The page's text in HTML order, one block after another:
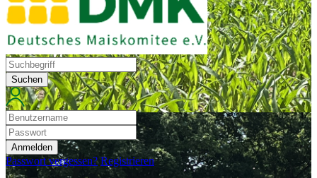
Suchen
Anmelden
Passwort vergessen? Registrieren